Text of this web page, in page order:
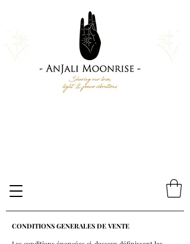
CONDITIONS GENERALES DE VENTE